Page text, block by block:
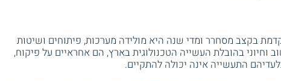
בקצב מסחרר ומדי שנה היא מולידה מערכות, פיתוחים ושיטות
וחיוני בהובלת העשייה הטכנולוגית בארץ, הם אחראיים על פיקוח,
התעשייה אינה יכולה להתקיים.